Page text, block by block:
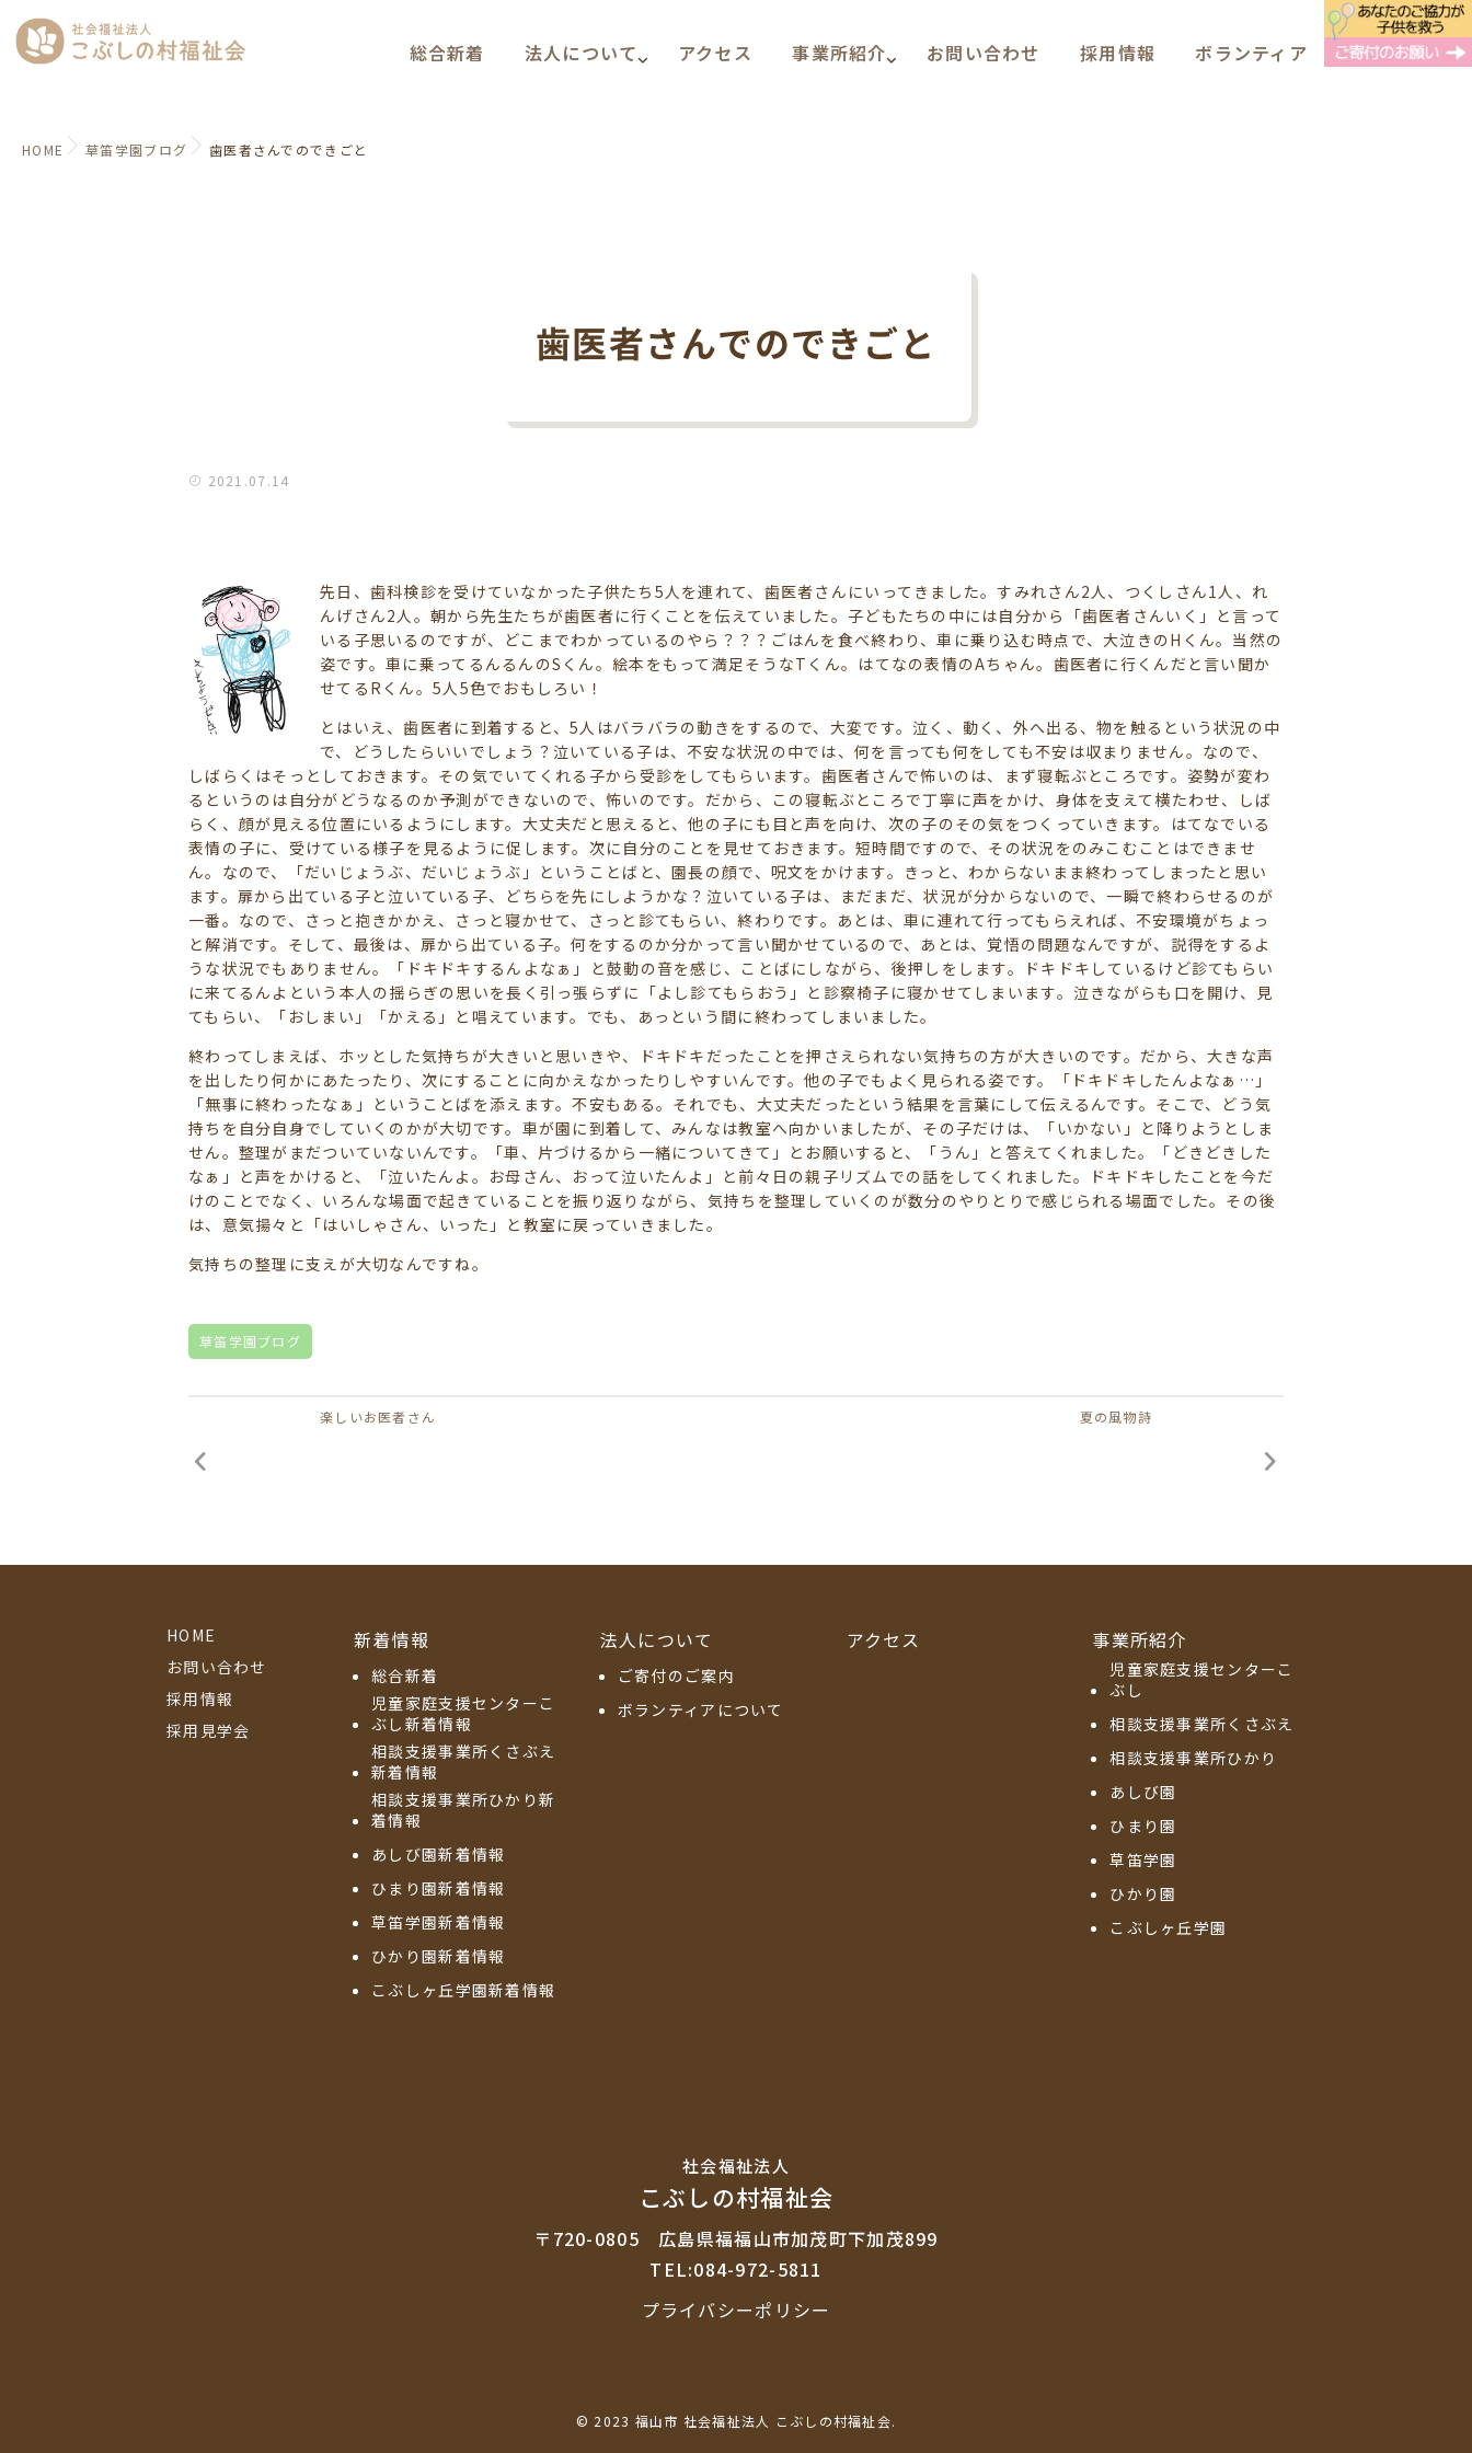
総合新着 法人について アクセス 事業所紹介 お問い合わせ 採用情報 ボランティア
HOME 草笛学園ブログ 歯医者さんでのできごと
歯医者さんでのできごと
2021.07.14
先日、歯科検診を受けていなかった子供たち5人を連れて、歯医者さんにいってきました。すみれさん2人、つくしさん1人、れ
んげさん2人。朝から先生たちが歯医者に行くことを伝えていました。子どもたちの中には自分から「歯医者さんいく」と言って
いる子思いるのですが、どこまでわかっているのやら？？？ごはんを食べ終わり、車に乗り込む時点で、大泣きのHくん。当然の
姿です。車に乗ってるんるんのSくん。絵本をもって満足そうなTくん。はてなの表情のAちゃん。歯医者に行くんだと言い聞か
せてるRくん。5人5色でおもしろい！
とはいえ、歯医者に到着すると、5人はバラバラの動きをするので、大変です。泣く、動く、外へ出る、物を触るという状況の中
で、どうしたらいいでしょう？泣いている子は、不安な状況の中では、何を言っても何をしても不安は収まりません。なので、
しばらくはそっとしておきます。その気でいてくれる子から受診をしてもらいます。歯医者さんで怖いのは、まず寝転ぶところです。姿勢が変わ
るというのは自分がどうなるのか予測ができないので、怖いのです。だから、この寝転ぶところで丁寧に声をかけ、身体を支えて横たわせ、しば
らく、顔が見える位置にいるようにします。大丈夫だと思えると、他の子にも目と声を向け、次の子のその気をつくっていきます。はてなでいる
表情の子に、受けている様子を見るように促します。次に自分のことを見せておきます。短時間ですので、その状況をのみこむことはできませ
ん。なので、「だいじょうぶ、だいじょうぶ」ということばと、園長の顔で、呪文をかけます。きっと、わからないまま終わってしまったと思い
ます。扉から出ている子と泣いている子、どちらを先にしようかな？泣いている子は、まだまだ、状況が分からないので、一瞬で終わらせるのが
一番。なので、さっと抱きかかえ、さっと寝かせて、さっと診てもらい、終わりです。あとは、車に連れて行ってもらえれば、不安環境がちょっ
と解消です。そして、最後は、扉から出ている子。何をするのか分かって言い聞かせているので、あとは、覚悟の問題なんですが、説得をするよ
うな状況でもありません。「ドキドキするんよなぁ」と鼓動の音を感じ、ことばにしながら、後押しをします。ドキドキしているけど診てもらい
に来てるんよという本人の揺らぎの思いを長く引っ張らずに「よし診てもらおう」と診察椅子に寝かせてしまいます。泣きながらも口を開け、見
てもらい、「おしまい」「かえる」と唱えています。でも、あっという間に終わってしまいました。
終わってしまえば、ホッとした気持ちが大きいと思いきや、ドキドキだったことを押さえられない気持ちの方が大きいのです。だから、大きな声
を出したり何かにあたったり、次にすることに向かえなかったりしやすいんです。他の子でもよく見られる姿です。「ドキドキしたんよなぁ…」
「無事に終わったなぁ」ということばを添えます。不安もある。それでも、大丈夫だったという結果を言葉にして伝えるんです。そこで、どう気
持ちを自分自身でしていくのかが大切です。車が園に到着して、みんなは教室へ向かいましたが、その子だけは、「いかない」と降りようとしま
せん。整理がまだついていないんです。「車、片づけるから一緒についてきて」とお願いすると、「うん」と答えてくれました。「どきどきした
なぁ」と声をかけると、「泣いたんよ。お母さん、おって泣いたんよ」と前々日の親子リズムでの話をしてくれました。ドキドキしたことを今だ
けのことでなく、いろんな場面で起きていることを振り返りながら、気持ちを整理していくのが数分のやりとりで感じられる場面でした。その後
は、意気揚々と「はいしゃさん、いった」と教室に戻っていきました。
気持ちの整理に支えが大切なんですね。
草笛学園ブログ
楽しいお医者さん 夏の風物詩
HOME
お問い合わせ
採用情報
採用見学会
新着情報
総合新着
児童家庭支援センターこ
ぶし新着情報
相談支援事業所くさぶえ
新着情報
相談支援事業所ひかり新
着情報
あしび園新着情報
ひまり園新着情報
草笛学園新着情報
ひかり園新着情報
こぶしヶ丘学園新着情報
法人について
ご寄付のご案内
ボランティアについて
アクセス 事業所紹介
児童家庭支援センターこ
ぶし
相談支援事業所くさぶえ
相談支援事業所ひかり
あしび園
ひまり園
草笛学園
ひかり園
こぶしヶ丘学園
社会福祉法⼈
こぶしの村福祉会
〒720-0805 広島県福福山市加茂町下加茂899
TEL:084-972-5811
プライバシーポリシー
© 2023 福山市 社会福祉法人 こぶしの村福祉会.